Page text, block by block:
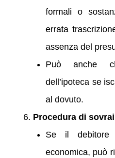
formali o
errata
assenza del
Può anche
dell’ipoteca se
al dovuto.
Procedura di
Se il
economica, può